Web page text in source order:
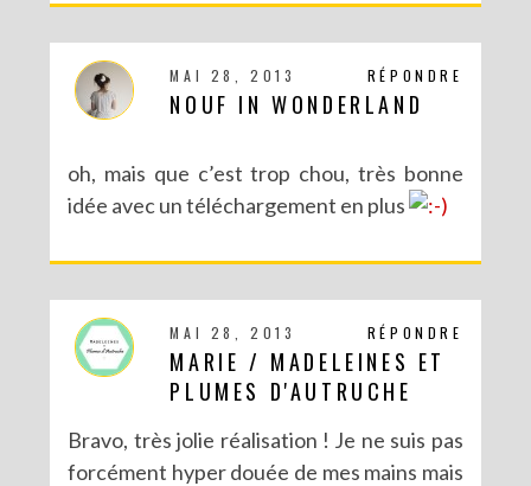
RÉPONDRE
MAI 28, 2013
NOUF IN WONDERLAND
oh, mais que c’est trop chou, très bonne
idée avec un téléchargement en plus
RÉPONDRE
MAI 28, 2013
MARIE / MADELEINES ET
PLUMES D'AUTRUCHE
Bravo, très jolie réalisation ! Je ne suis pas
forcément hyper douée de mes mains mais